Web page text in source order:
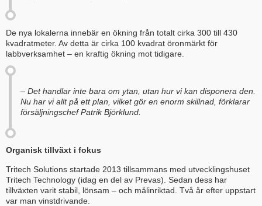
De nya lokalerna innebär en ökning från totalt cirka 300 till 430
kvadratmeter. Av detta är cirka 100 kvadrat öronmärkt för
labbverksamhet – en kraftig ökning mot tidigare.
– Det handlar inte bara om ytan, utan hur vi kan disponera den.
Nu har vi allt på ett plan, vilket gör en enorm skillnad, förklarar
försäljningschef Patrik Björklund.
Organisk tillväxt i fokus
Tritech Solutions startade 2013 tillsammans med utvecklingshuset
Tritech Technology (idag en del av Prevas). Sedan dess har
tillväxten varit stabil, lönsam – och målinriktad. Två år efter uppstart
var man vinstdrivande.